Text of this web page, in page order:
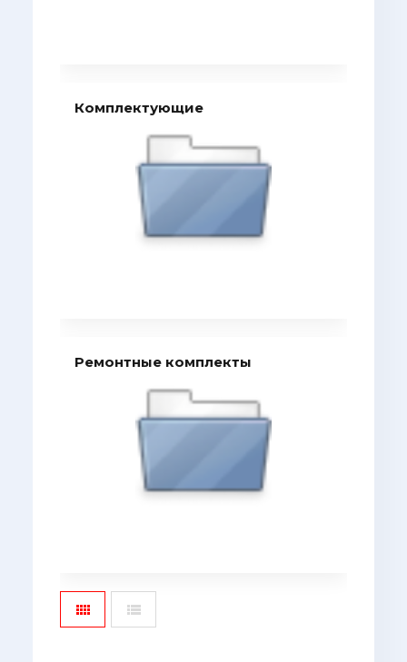
Комплектующие
Ремонтные комплекты